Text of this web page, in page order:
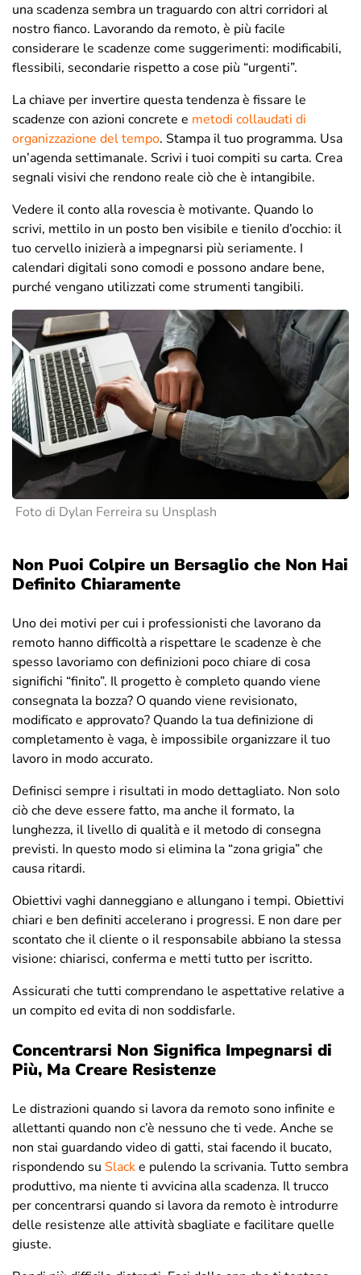
una scadenza sembra un traguardo con altri corridori al
nostro fianco. Lavorando da remoto, è più facile
considerare le scadenze come suggerimenti: modificabili,
flessibili, secondarie rispetto a cose più “urgenti”.
La chiave per invertire questa tendenza è fissare le
scadenze con azioni concrete e metodi collaudati di
organizzazione del tempo. Stampa il tuo programma. Usa
un’agenda settimanale. Scrivi i tuoi compiti su carta. Crea
segnali visivi che rendono reale ciò che è intangibile.
Vedere il conto alla rovescia è motivante. Quando lo
scrivi, mettilo in un posto ben visibile e tienilo d’occhio: il
tuo cervello inizierà a impegnarsi più seriamente. I
calendari digitali sono comodi e possono andare bene,
purché vengano utilizzati come strumenti tangibili.
Foto di Dylan Ferreira su Unsplash
Non Puoi Colpire un Bersaglio che Non Hai
Definito Chiaramente
Uno dei motivi per cui i professionisti che lavorano da
remoto hanno difficoltà a rispettare le scadenze è che
spesso lavoriamo con definizioni poco chiare di cosa
significhi “finito”. Il progetto è completo quando viene
consegnata la bozza? O quando viene revisionato,
modificato e approvato? Quando la tua definizione di
completamento è vaga, è impossibile organizzare il tuo
lavoro in modo accurato.
Definisci sempre i risultati in modo dettagliato. Non solo
ciò che deve essere fatto, ma anche il formato, la
lunghezza, il livello di qualità e il metodo di consegna
previsti. In questo modo si elimina la “zona grigia” che
causa ritardi.
Obiettivi vaghi danneggiano e allungano i tempi. Obiettivi
chiari e ben definiti accelerano i progressi. E non dare per
scontato che il cliente o il responsabile abbiano la stessa
visione: chiarisci, conferma e metti tutto per iscritto.
Assicurati che tutti comprendano le aspettative relative a
un compito ed evita di non soddisfarle.
Concentrarsi Non Significa Impegnarsi di
Più, Ma Creare Resistenze
Le distrazioni quando si lavora da remoto sono infinite e
allettanti quando non c’è nessuno che ti vede. Anche se
non stai guardando video di gatti, stai facendo il bucato,
rispondendo su Slacke pulendo la scrivania. Tutto sembra
produttivo, ma niente ti avvicina alla scadenza. Il trucco
per concentrarsi quando si lavora da remoto è introdurre
delle resistenze alle attività sbagliate e facilitare quelle
giuste.